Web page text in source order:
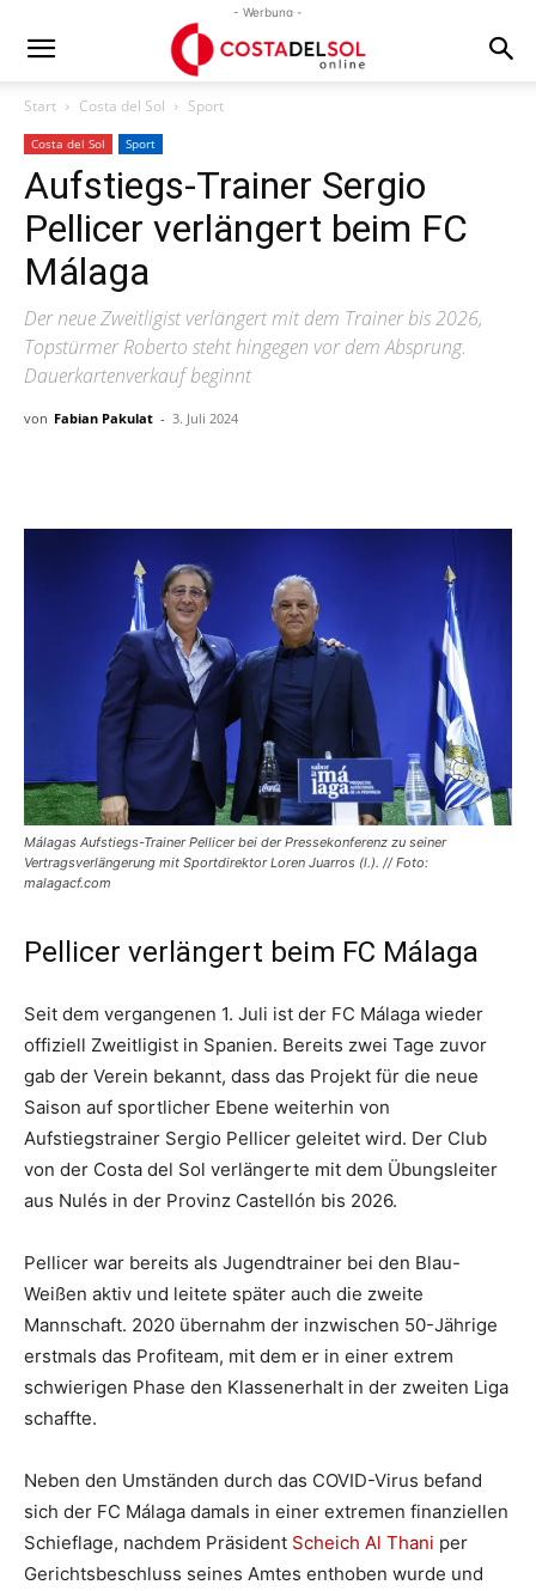
- Werbung -
Start Costa del Sol Sport
Costa del Sol Sport
Aufstiegs-Trainer Sergio
Pellicer verlängert beim FC
Málaga
Der neue Zweitligist verlängert mit dem Trainer bis 2026,
Topstürmer Roberto steht hingegen vor dem Absprung.
Dauerkartenverkauf beginnt
von Fabian Pakulat - 3. Juli 2024
Málagas Aufstiegs-Trainer Pellicer bei der Pressekonferenz zu seiner
Vertragsverlängerung mit Sportdirektor Loren Juarros (l.). // Foto:
malagacf.com
Pellicer verlängert beim FC Málaga
Seit dem vergangenen 1. Juli ist der FC Málaga wieder
offiziell Zweitligist in Spanien. Bereits zwei Tage zuvor
gab der Verein bekannt, dass das Projekt für die neue
Saison auf sportlicher Ebene weiterhin von
Aufstiegstrainer Sergio Pellicer geleitet wird. Der Club
von der Costa del Sol verlängerte mit dem Übungsleiter
aus Nulés in der Provinz Castellón bis 2026.
Pellicer war bereits als Jugendtrainer bei den Blau-
Weißen aktiv und leitete später auch die zweite
Mannschaft. 2020 übernahm der inzwischen 50-Jährige
erstmals das Profiteam, mit dem er in einer extrem
schwierigen Phase den Klassenerhalt in der zweiten Liga
schaffte.
Neben den Umständen durch das COVID-Virus befand
sich der FC Málaga damals in einer extremen finanziellen
Schieflage, nachdem Präsident Scheich Al Thani per
Gerichtsbeschluss seines Amtes enthoben wurde und